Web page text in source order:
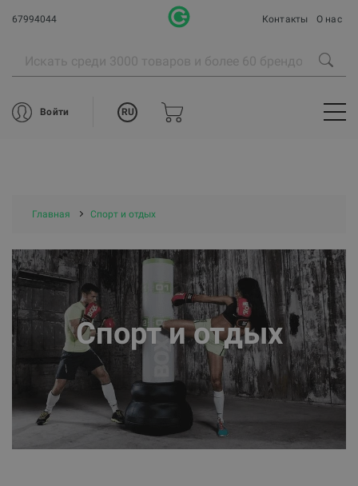
67994044 Контакты О нас
Войти RU
Главная Спорт и отдых
Спорт и отдых